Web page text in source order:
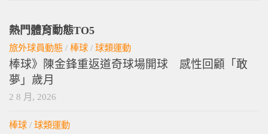
熱門體育動態TO5
旅外球員動態 / 棒球 / 球類運動
棒球》陳金鋒重返道奇球場開球 感性回顧「敢
夢」歲月
2 8 月, 2026
棒球 / 球類運動